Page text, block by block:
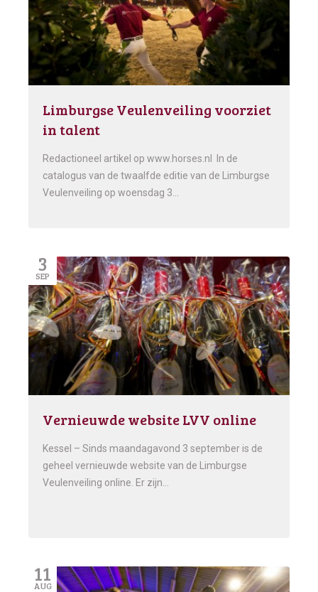
Limburgse Veulenveiling voorziet
in talent
Redactioneel artikel op www.horses.nl In de
catalogus van de twaalfde editie van de Limburgse
Veulenveiling op woensdag 3…
3
SEP
Vernieuwde website LVV online
Kessel – Sinds maandagavond 3 september is de
geheel vernieuwde website van de Limburgse
Veulenveiling online. Er zijn…
11
AUG